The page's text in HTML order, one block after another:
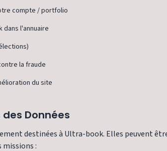
compte / portfolio
l'annuaire
la fraude
du site
Données
destinées à Ultra-book. Elles peuvent
: